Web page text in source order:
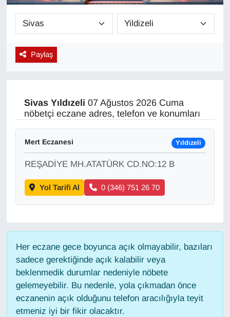
Paylaş
Sivas Yıldızeli 07 Ağustos 2026 Cuma
nöbetçi eczane adres, telefon ve konumları
Mert Eczanesi Yıldızeli
REŞADİYE MH.ATATÜRK CD.NO:12 B
Yol Tarifi Al 0 (346) 751 26 70
Her eczane gece boyunca açık olmayabilir, bazıları
sadece gerektiğinde açık kalabilir veya
beklenmedik durumlar nedeniyle nöbete
gelemeyebilir. Bu nedenle, yola çıkmadan önce
eczanenin açık olduğunu telefon aracılığıyla teyit
etmeniz iyi bir fikir olacaktır.
Diğer
DÜNYA
EKONOMİ
Eleman
Gündem
Haber
HABERDE İNSAN